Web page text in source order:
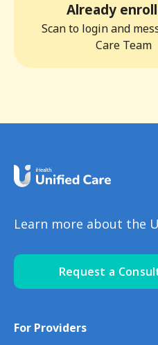
Already
Scan to login and
Care Team
Learn more about the
Request a
For Providers